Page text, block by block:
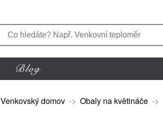
Venkovský domov -> Obaly na květináče ->